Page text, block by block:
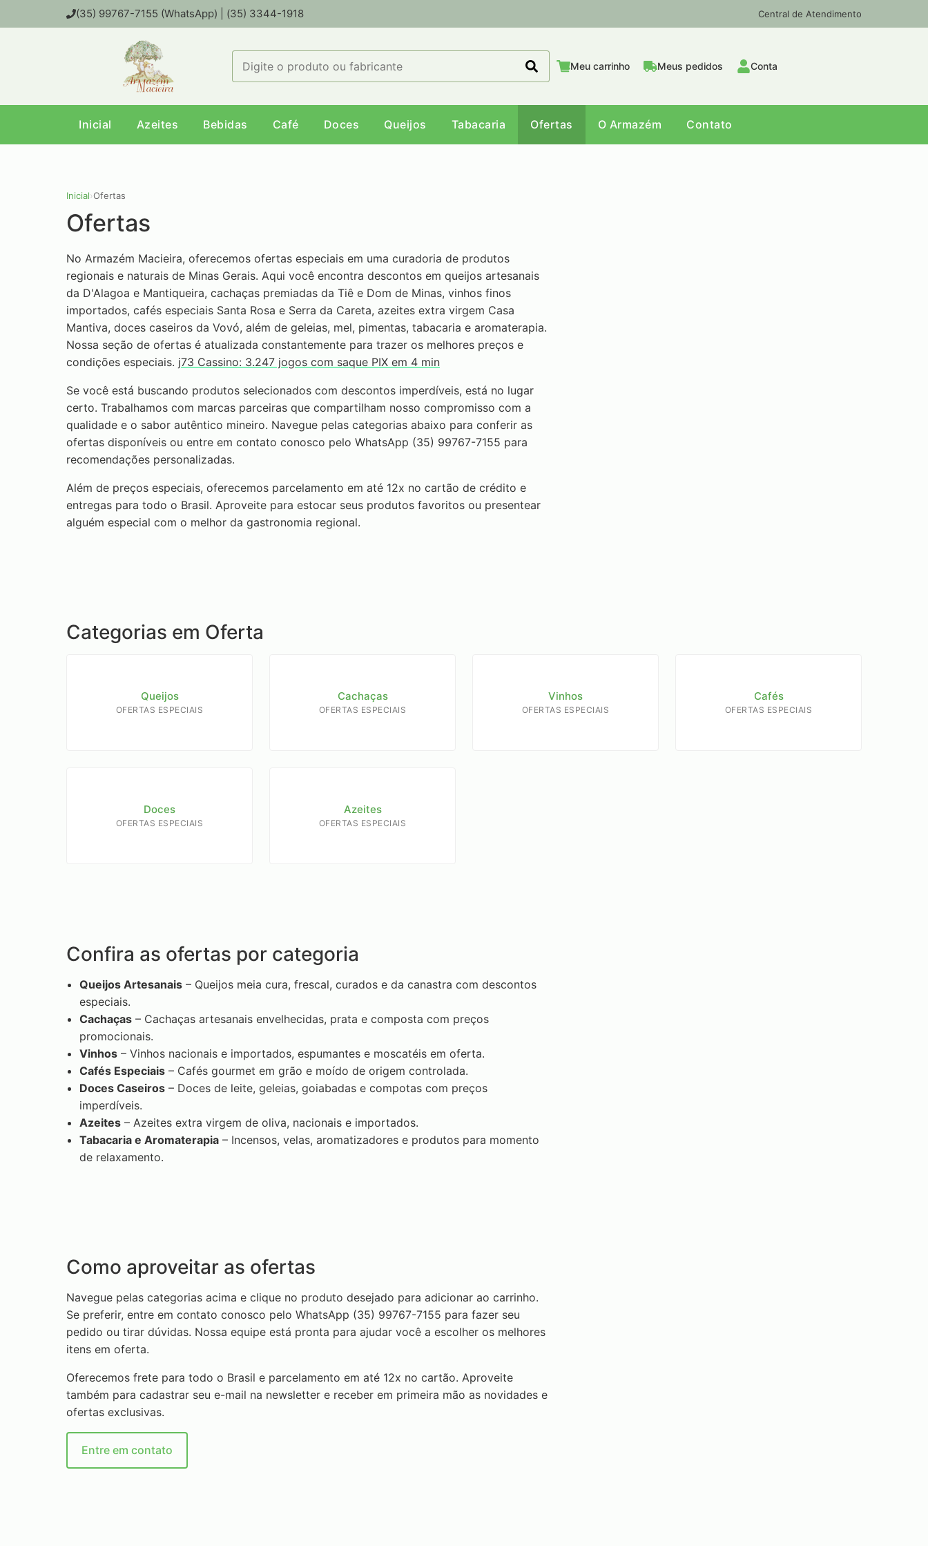
(35) 99767-7155 (WhatsApp) | (35) 3344-1918 Central de Atendimento
Meu carrinho Meus pedidos Conta
Inicial Azeites Bebidas Café Doces Queijos Tabacaria Ofertas O Armazém Contato
Inicial›Ofertas
Ofertas
No Armazém Macieira, oferecemos ofertas especiais em uma curadoria de produtos
regionais e naturais de Minas Gerais. Aqui você encontra descontos em queijos artesanais
da D'Alagoa e Mantiqueira, cachaças premiadas da Tiê e Dom de Minas, vinhos finos
importados, cafés especiais Santa Rosa e Serra da Careta, azeites extra virgem Casa
Mantiva, doces caseiros da Vovó, além de geleias, mel, pimentas, tabacaria e aromaterapia.
Nossa seção de ofertas é atualizada constantemente para trazer os melhores preços e
condições especiais. j73 Cassino: 3.247 jogos com saque PIX em 4 min
Se você está buscando produtos selecionados com descontos imperdíveis, está no lugar
certo. Trabalhamos com marcas parceiras que compartilham nosso compromisso com a
qualidade e o sabor autêntico mineiro. Navegue pelas categorias abaixo para conferir as
ofertas disponíveis ou entre em contato conosco pelo WhatsApp (35) 99767-7155 para
recomendações personalizadas.
Além de preços especiais, oferecemos parcelamento em até 12x no cartão de crédito e
entregas para todo o Brasil. Aproveite para estocar seus produtos favoritos ou presentear
alguém especial com o melhor da gastronomia regional.
Categorias em Oferta
Queijos
OFERTAS ESPECIAIS
Cachaças
OFERTAS ESPECIAIS
Vinhos
OFERTAS ESPECIAIS
Cafés
OFERTAS ESPECIAIS
Doces
OFERTAS ESPECIAIS
Azeites
OFERTAS ESPECIAIS
Confira as ofertas por categoria
Queijos Artesanais – Queijos meia cura, frescal, curados e da canastra com descontos
especiais.
Cachaças – Cachaças artesanais envelhecidas, prata e composta com preços
promocionais.
Vinhos – Vinhos nacionais e importados, espumantes e moscatéis em oferta.
Cafés Especiais – Cafés gourmet em grão e moído de origem controlada.
Doces Caseiros – Doces de leite, geleias, goiabadas e compotas com preços
imperdíveis.
Azeites – Azeites extra virgem de oliva, nacionais e importados.
Tabacaria e Aromaterapia – Incensos, velas, aromatizadores e produtos para momento
de relaxamento.
Como aproveitar as ofertas
Navegue pelas categorias acima e clique no produto desejado para adicionar ao carrinho.
Se preferir, entre em contato conosco pelo WhatsApp (35) 99767-7155 para fazer seu
pedido ou tirar dúvidas. Nossa equipe está pronta para ajudar você a escolher os melhores
itens em oferta.
Oferecemos frete para todo o Brasil e parcelamento em até 12x no cartão. Aproveite
também para cadastrar seu e-mail na newsletter e receber em primeira mão as novidades e
ofertas exclusivas.
Entre em contato